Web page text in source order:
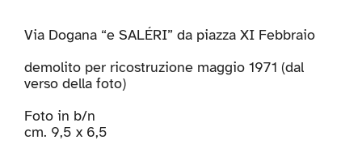
Via Dogana “e SALÉRI” da piazza XI Febbraio
demolito per ricostruzione maggio 1971 (dal
verso della foto)
Foto in b/n
cm. 9,5 x 6,5